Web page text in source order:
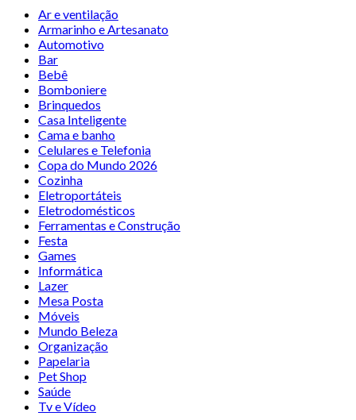
Ar e ventilação
Armarinho e Artesanato
Automotivo
Bar
Bebê
Bomboniere
Brinquedos
Casa Inteligente
Cama e banho
Celulares e Telefonia
Copa do Mundo 2026
Cozinha
Eletroportáteis
Eletrodomésticos
Ferramentas e Construção
Festa
Games
Informática
Lazer
Mesa Posta
Móveis
Mundo Beleza
Organização
Papelaria
Pet Shop
Saúde
Tv e Vídeo